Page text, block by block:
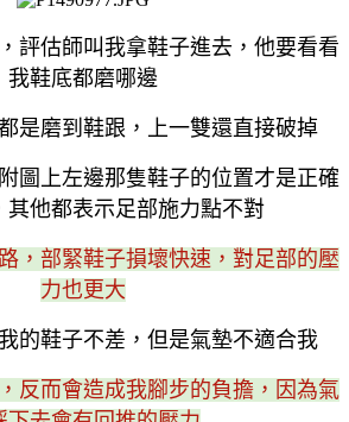
評估師叫我拿鞋子進去，他要看看
我鞋底都磨哪邊
是磨到鞋跟，上一雙還直接破掉
圖上左邊那隻鞋子的位置才是正確
其他都表示足部施力點不對
，部緊鞋子損壞快速，對足部的壓
力也更大
的鞋子不差，但是氣墊不適合我
反而會造成我腳步的負擔，因為氣